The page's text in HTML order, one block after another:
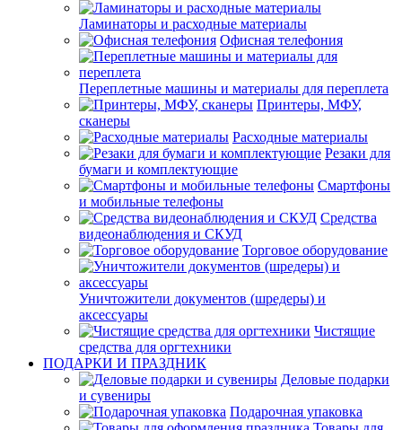
Ламинаторы и расходные материалы
Офисная телефония
Переплетные машины и материалы для переплета
Принтеры, МФУ,
сканеры
Расходные материалы
Резаки для
бумаги и комплектующие
Смартфоны
и мобильные телефоны
Средства
видеонаблюдения и СКУД
Торговое оборудование
Уничтожители документов (шредеры) и
аксессуары
Чистящие
средства для оргтехники
ПОДАРКИ И ПРАЗДНИК
Деловые подарки
и сувениры
Подарочная упаковка